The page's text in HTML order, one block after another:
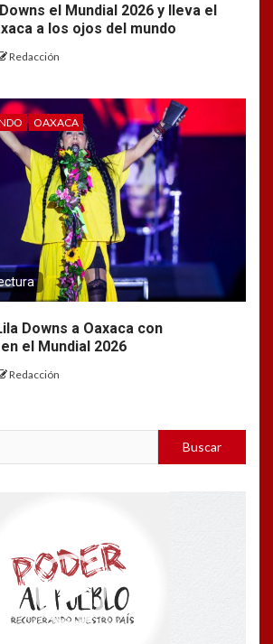
el Mundial 2026 y lleva el
a los ojos del mundo
Redacción
OAXACA
Downs a Oaxaca con
el Mundial 2026
Redacción